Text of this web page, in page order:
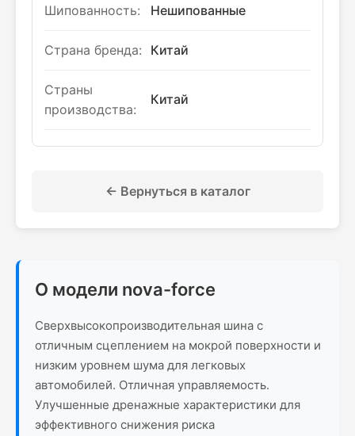
Шипованность: Нешипованные
Страна бренда: Китай
Страны
производства:
Китай
← Вернуться в каталог
О модели nova-force
Сверхвысокопроизводительная шина с
отличным сцеплением на мокрой поверхности и
низким уровнем шума для легковых
автомобилей. Отличная управляемость.
Улучшенные дренажные характеристики для
эффективного снижения риска